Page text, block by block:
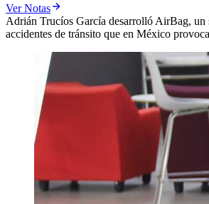
Ver Notas
Adrián Trucíos García desarrolló AirBag, un
accidentes de tránsito que en México